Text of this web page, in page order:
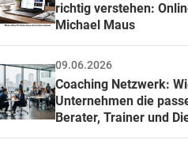
richtig verstehen:
Michael Maus
09.06.2026
Coaching Netzwerk:
Unternehmen die
Berater, Trainer und